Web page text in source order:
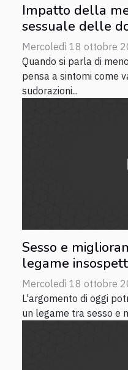
Impatto della
sessuale delle
Mercoledì 18 ottobre
Quando si parla di
pensa a sintomi come
sudorazioni...
Sesso e
legame
Mercoledì 18 ottobre
L'argomento di oggi
un legame tra sesso e